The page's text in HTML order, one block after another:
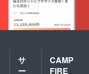
サ
ー
CAMP
FIRE